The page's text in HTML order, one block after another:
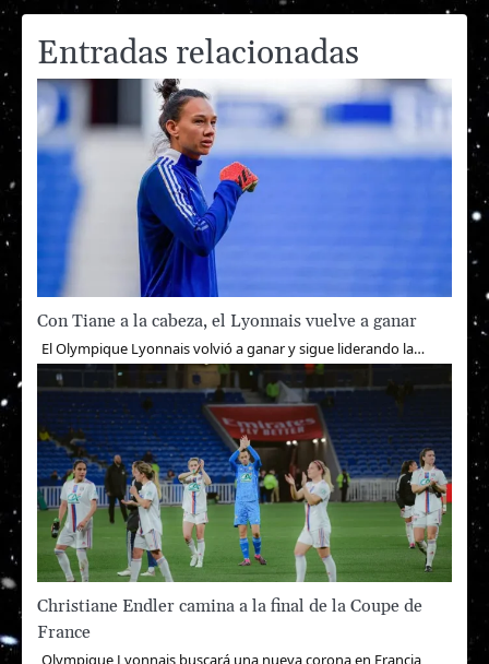
entradas
Entradas relacionadas
Con Tiane a la cabeza, el Lyonnais vuelve a ganar
El Olympique Lyonnais volvió a ganar y sigue liderando la…
Christiane Endler camina a la final de la Coupe de
France
Olympique Lyonnais buscará una nueva corona en Francia